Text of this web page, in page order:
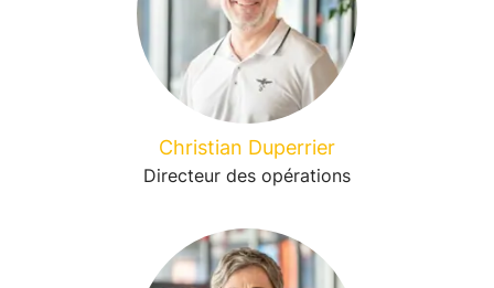
Christian Duperrier
Directeur des opérations